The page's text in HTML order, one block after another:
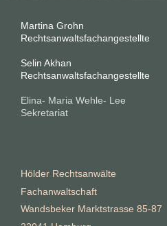
Martina Grohn
Rechtsanwaltsfachangestellte
Selin Akhan
Rechtsanwaltsfachangestellte
Elina- Maria Wehle- Lee
Sekretariat
Hölder Rechtsanwälte
Fachanwaltschaft
Wandsbeker Marktstrasse 85-87